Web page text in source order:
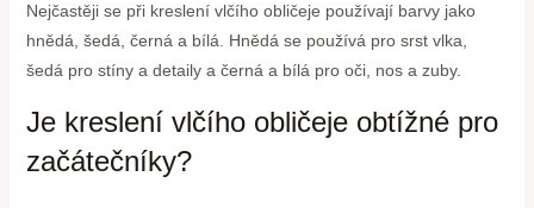
Nejčastěji se při kreslení vlčího obličeje používají barvy jako
hnědá, šedá, černá a bílá. Hnědá se používá pro srst vlka,
šedá pro stíny a detaily a černá a bílá pro oči, nos a zuby.
Je kreslení vlčího obličeje obtížné pro
začátečníky?